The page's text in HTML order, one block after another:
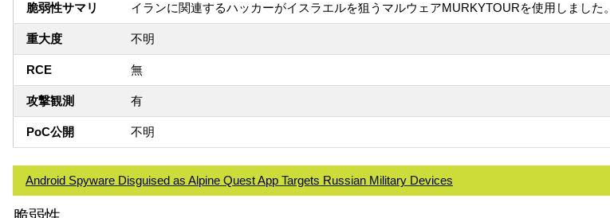
脆弱性サマリ イランに関連するハッカーがイスラエルを狙うマルウェアMURKYTOURを使用しました。
重大度 不明
RCE 無
攻撃観測 有
PoC公開 不明
Android Spyware Disguised as Alpine Quest App Targets Russian Military Devices